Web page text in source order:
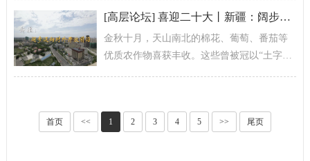
他们去老家看自己小时候居住的老木屋。...
[高层论坛] 喜迎二十大丨新疆：阔步迈向对外开放前沿
金秋十月，天山南北的棉花、葡萄、番茄等
优质农作物喜获丰收。这些曾被冠以“土字
首页 << 1 2 3 4 5 >> 尾页